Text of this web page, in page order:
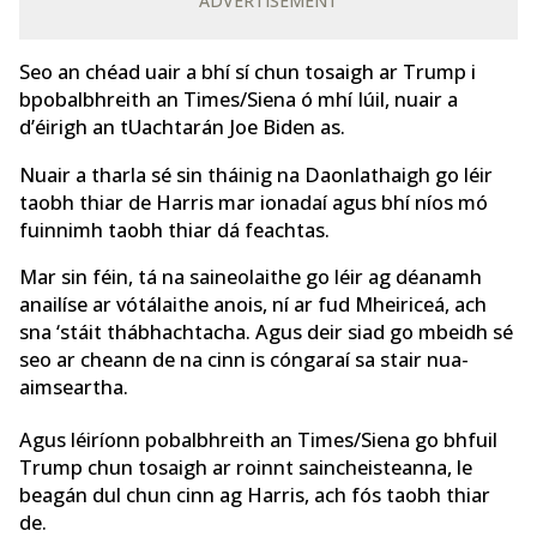
Seo an chéad uair a bhí sí chun tosaigh ar Trump i
bpobalbhreith an Times/Siena ó mhí Iúil, nuair a
d’éirigh an tUachtarán Joe Biden as.
Nuair a tharla sé sin tháinig na Daonlathaigh go léir
taobh thiar de Harris mar ionadaí agus bhí níos mó
fuinnimh taobh thiar dá feachtas.
Mar sin féin, tá na saineolaithe go léir ag déanamh
anailíse ar vótálaithe anois, ní ar fud Mheiriceá, ach
sna ‘stáit thábhachtacha. Agus deir siad go mbeidh sé
seo ar cheann de na cinn is cóngaraí sa stair nua-
aimseartha.
Agus léiríonn pobalbhreith an Times/Siena go bhfuil
Trump chun tosaigh ar roinnt saincheisteanna, le
beagán dul chun cinn ag Harris, ach fós taobh thiar
de.